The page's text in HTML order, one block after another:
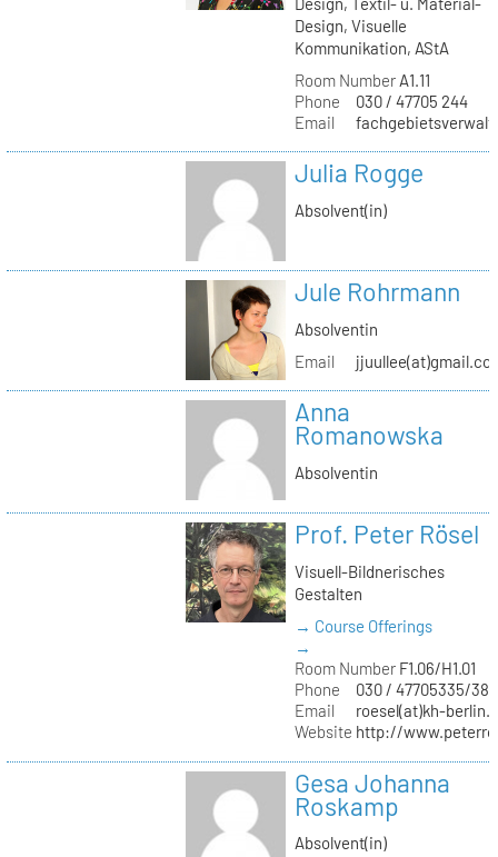
Design, Visuelle
Kommunikation, AStA
Room NumberA1.11
Phone
030 / 47705 244
Email
Julia Rogge
Absolvent(in)
Jule Rohrmann
Absolventin
Email
Anna
Romanowska
Absolventin
Prof. Peter Rösel
Visuell-Bildnerisches
Gestalten
→ Course Offerings
→
Room NumberF1.06/H1.01
Phone
030 / 47705335/387
Email
roesel(at)kh-
Website http://
Gesa Johanna
Roskamp
Absolvent(in)